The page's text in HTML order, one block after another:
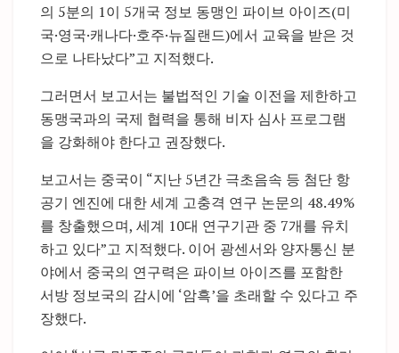
의 5분의 1이 5개국 정보 동맹인 파이브 아이즈(미
국·영국·캐나다·호주·뉴질랜드)에서 교육을 받은 것
으로 나타났다”고 지적했다.
그러면서 보고서는 불법적인 기술 이전을 제한하고
동맹국과의 국제 협력을 통해 비자 심사 프로그램
을 강화해야 한다고 권장했다.
보고서는 중국이 “지난 5년간 극초음속 등 첨단 항
공기 엔진에 대한 세계 고충격 연구 논문의 48.49%
를 창출했으며, 세계 10대 연구기관 중 7개를 유치
하고 있다”고 지적했다. 이어 광센서와 양자통신 분
야에서 중국의 연구력은 파이브 아이즈를 포함한
서방 정보국의 감시에 ‘암흑’을 초래할 수 있다고 주
장했다.